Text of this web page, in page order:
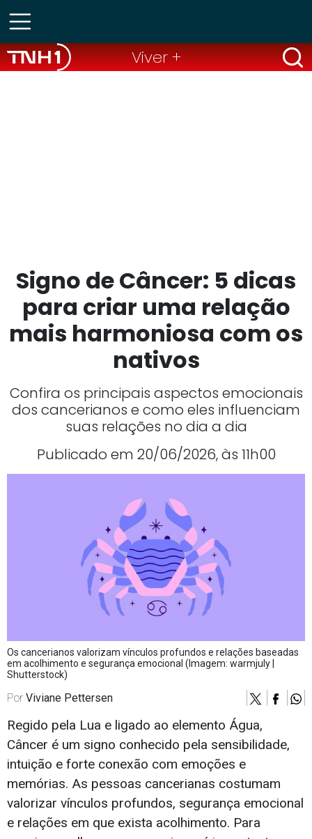
Viver +
Signo de Câncer: 5 dicas
para criar uma relação
mais harmoniosa com os
nativos
Confira os principais aspectos emocionais
dos cancerianos e como eles influenciam
suas relações no dia a dia
Publicado em 20/06/2026, às 11h00
Os cancerianos valorizam vínculos profundos e relações baseadas
em acolhimento e segurança emocional (Imagem: warmjuly |
Shutterstock)
Por Viviane Pettersen
Regido pela Lua e ligado ao elemento Água,
Câncer é um signo conhecido pela sensibilidade,
intuição e forte conexão com emoções e
memórias. As pessoas cancerianas costumam
valorizar vínculos profundos, segurança emocional
e relações em que exista acolhimento. Para